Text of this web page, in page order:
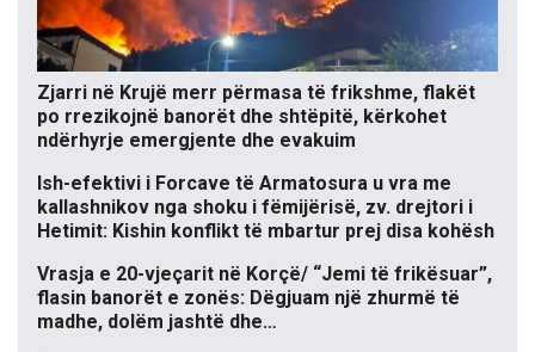
Zjarri në Krujë merr përmasa të frikshme, flakët
po rrezikojnë banorët dhe shtëpitë, kërkohet
ndërhyrje emergjente dhe evakuim
Ish-efektivi i Forcave të Armatosura u vra me
kallashnikov nga shoku i fëmijërisë, zv. drejtori i
Hetimit: Kishin konflikt të mbartur prej disa kohësh
Vrasja e 20-vjeçarit në Korçë/ “Jemi të frikësuar”,
flasin banorët e zonës: Dëgjuam një zhurmë të
madhe, dolëm jashtë dhe…